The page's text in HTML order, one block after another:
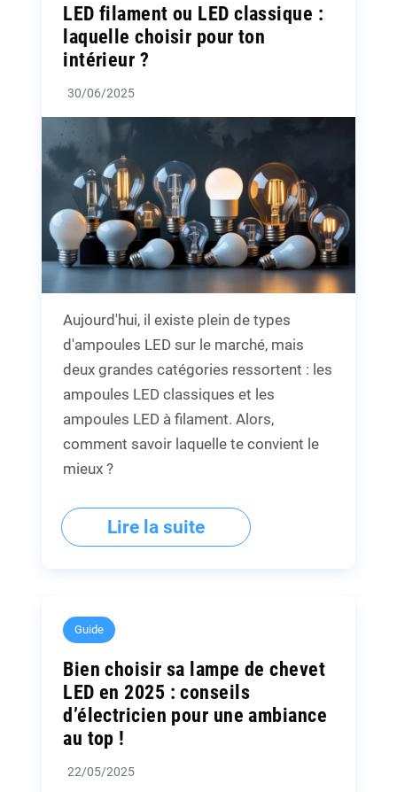
LED filament ou LED classique :
laquelle choisir pour ton
intérieur ?
30/06/2025
Aujourd'hui, il existe plein de types
d'ampoules LED sur le marché, mais
deux grandes catégories ressortent : les
ampoules LED classiques et les
ampoules LED à filament. Alors,
comment savoir laquelle te convient le
mieux ?
Lire la suite
Guide
Bien choisir sa lampe de chevet
LED en 2025 : conseils
d’électricien pour une ambiance
au top !
22/05/2025